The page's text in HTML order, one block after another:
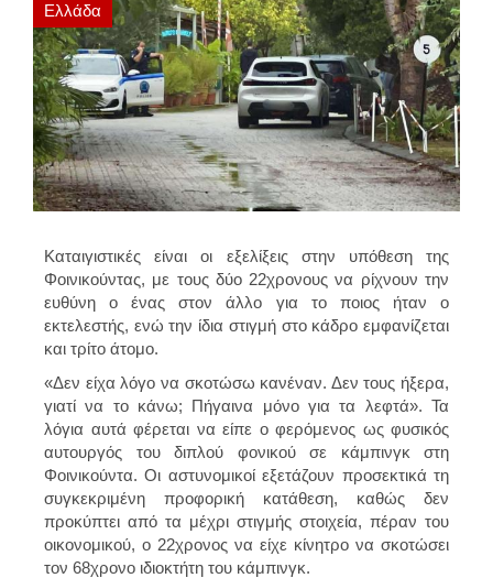
Ελλάδα
Καταιγιστικές είναι οι εξελίξεις στην υπόθεση της
Φοινικούντας, με τους δύο 22χρονους να ρίχνουν την
ευθύνη ο ένας στον άλλο για το ποιος ήταν ο
εκτελεστής, ενώ την ίδια στιγμή στο κάδρο εμφανίζεται
και τρίτο άτομο.
«Δεν είχα λόγο να σκοτώσω κανέναν. Δεν τους ήξερα,
γιατί να το κάνω; Πήγαινα μόνο για τα λεφτά». Τα
λόγια αυτά φέρεται να είπε ο φερόμενος ως φυσικός
αυτουργός του διπλού φονικού σε κάμπινγκ στη
Φοινικούντα. Οι αστυνομικοί εξετάζουν προσεκτικά τη
συγκεκριμένη προφορική κατάθεση, καθώς δεν
προκύπτει από τα μέχρι στιγμής στοιχεία, πέραν του
οικονομικού, ο 22χρονος να είχε κίνητρο να σκοτώσει
τον 68χρονο ιδιοκτήτη του κάμπινγκ.